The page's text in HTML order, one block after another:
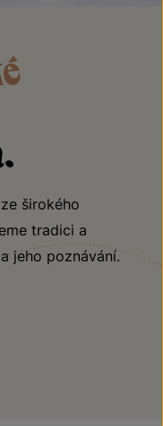
širokého
tradici a
jeho poznávání.